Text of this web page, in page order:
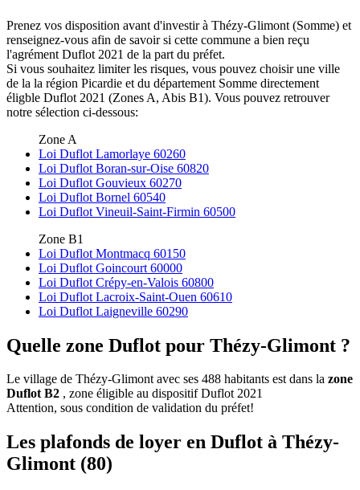
Prenez vos disposition avant d'investir à Thézy-Glimont (Somme) et
renseignez-vous afin de savoir si cette commune a bien reçu
l'agrément Duflot 2021 de la part du préfet.
Si vous souhaitez limiter les risques, vous pouvez choisir une ville
de la la région Picardie et du département Somme directement
éligble Duflot 2021 (Zones A, Abis B1). Vous pouvez retrouver
notre sélection ci-dessous:
Zone A
Loi Duflot Lamorlaye 60260
Loi Duflot Boran-sur-Oise 60820
Loi Duflot Gouvieux 60270
Loi Duflot Bornel 60540
Loi Duflot Vineuil-Saint-Firmin 60500
Zone B1
Loi Duflot Montmacq 60150
Loi Duflot Goincourt 60000
Loi Duflot Crépy-en-Valois 60800
Loi Duflot Lacroix-Saint-Ouen 60610
Loi Duflot Laigneville 60290
Quelle zone Duflot pour Thézy-Glimont ?
Le village de Thézy-Glimont avec ses 488 habitants est dans la zone
Duflot B2 , zone éligible au dispositif Duflot 2021
Attention, sous condition de validation du préfet!
Les plafonds de loyer en Duflot à Thézy-
Glimont (80)